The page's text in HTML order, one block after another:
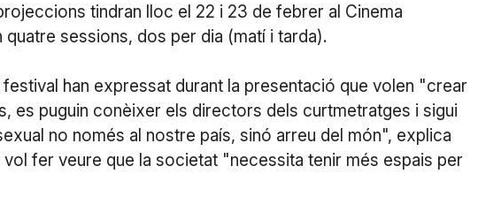
tindran lloc el 22 i 23 de febrer al Cinema
quatre sessions, dos per dia (matí i tarda).
han expressat durant la presentació que volen "crear
es puguin conèixer els directors dels curtmetratges i sigui
no només al nostre país, sinó arreu del món", explica
fer veure que la societat "necessita tenir més espais per